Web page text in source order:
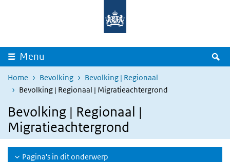
Overslaan en naar de inhoud gaan
Menu
Home Bevolking
Bevolking | Regionaal
Bevolking | Regionaal | Migratieachtergrond
Bevolking | Regionaal |
Migratieachtergrond
Pagina's in dit onderwerp